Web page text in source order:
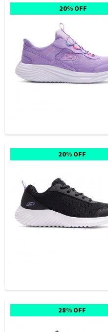
20% OFF
20% OFF
28% OFF